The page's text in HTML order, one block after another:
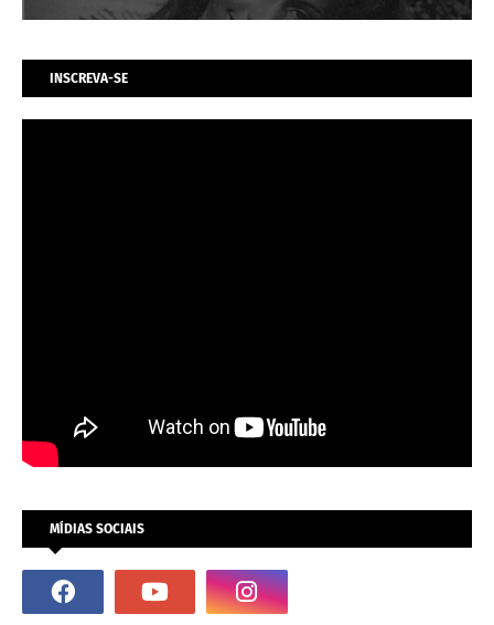
INSCREVA-SE
MÍDIAS SOCIAIS